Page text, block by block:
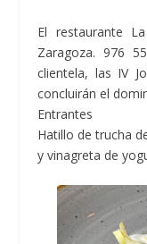
El restaurante
Zaragoza. 976
clientela, las IV
concluirán el
Entrantes
Hatillo de trucha
y vinagreta de